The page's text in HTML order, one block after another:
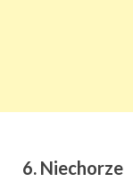
6. Niechorze